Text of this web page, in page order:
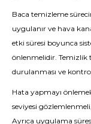
Baca temizleme
uygulanır ve hava
etki süresi boyunca
önlenmelidir. Temizlik
durulanması ve
Hata yapmayı
seviyesi
Ayrıca uygulama